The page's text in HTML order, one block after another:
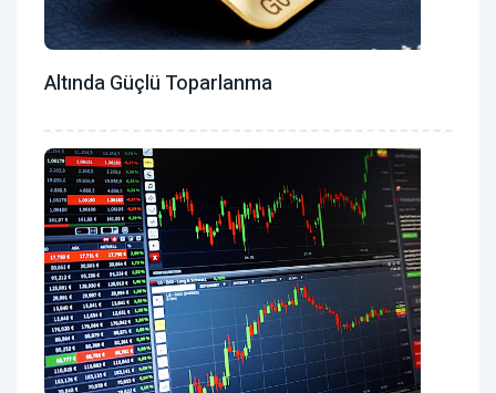
Altında Güçlü Toparlanma